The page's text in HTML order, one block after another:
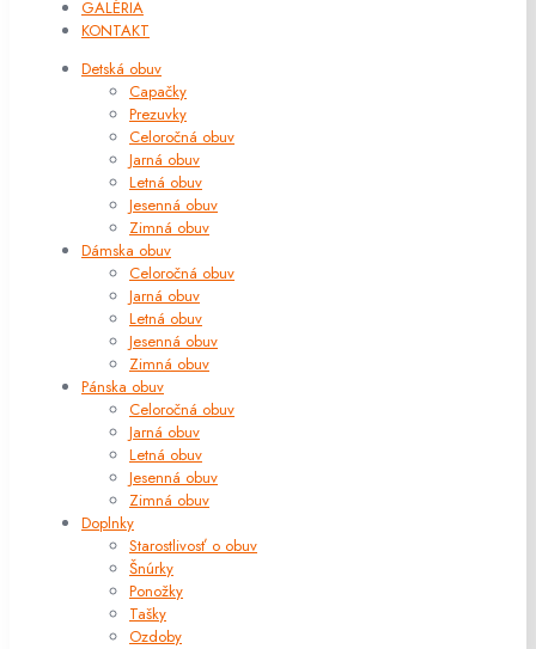
GALÉRIA
KONTAKT
Detská obuv
Capačky
Prezuvky
Celoročná obuv
Jarná obuv
Letná obuv
Jesenná obuv
Zimná obuv
Dámska obuv
Celoročná obuv
Jarná obuv
Letná obuv
Jesenná obuv
Zimná obuv
Pánska obuv
Celoročná obuv
Jarná obuv
Letná obuv
Jesenná obuv
Zimná obuv
Doplnky
Starostlivosť o obuv
Šnúrky
Ponožky
Tašky
Ozdoby